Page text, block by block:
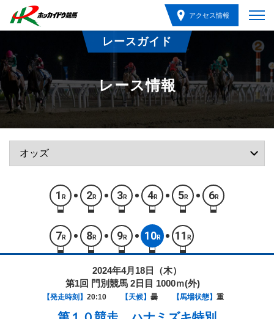
アクセス情報
レースガイド
レース情報
1 R 2R 3R 4R 5R 6R
7 R 8R 9R 10R 11 R
2024年4月18日（木）
第1回 門別競馬 2日目 1000ｍ(外)
【発走時刻】 20:10 【天候】 曇 【馬場状態】 重